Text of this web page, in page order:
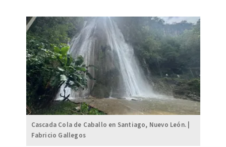
Cascada Cola de Caballo en Santiago, Nuevo León. |
Fabricio Gallegos